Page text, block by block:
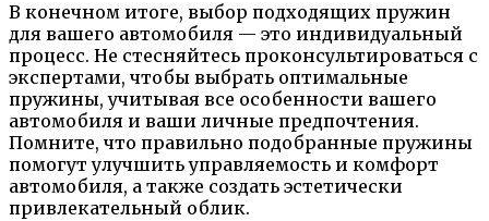
В конечном итоге, выбор подходящих пружин
для вашего автомобиля — это индивидуальный
процесс. Не стесняйтесь проконсультироваться с
экспертами, чтобы выбрать оптимальные
пружины, учитывая все особенности вашего
автомобиля и ваши личные предпочтения.
Помните, что правильно подобранные пружины
помогут улучшить управляемость и комфорт
автомобиля, а также создать эстетически
привлекательный облик.